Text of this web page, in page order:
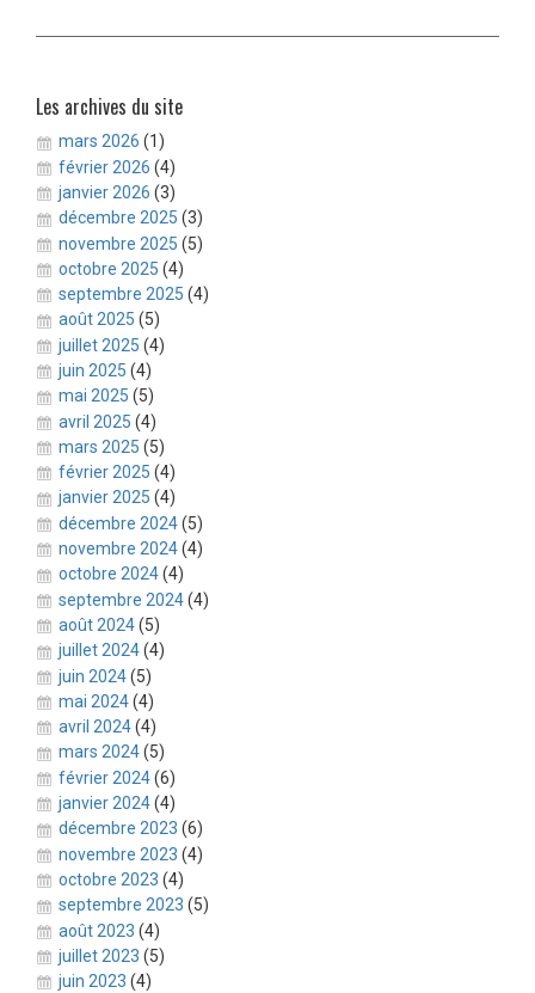
Les archives du site
mars 2026 (1)
février 2026 (4)
janvier 2026 (3)
décembre 2025 (3)
novembre 2025 (5)
octobre 2025 (4)
septembre 2025 (4)
août 2025 (5)
juillet 2025 (4)
juin 2025 (4)
mai 2025 (5)
avril 2025 (4)
mars 2025 (5)
février 2025 (4)
janvier 2025 (4)
décembre 2024(5)
novembre 2024(4)
octobre 2024(4)
septembre 2024(4)
août 2024(5)
juillet 2024(4)
juin 2024(5)
mai 2024(4)
avril 2024(4)
mars 2024(5)
février 2024(6)
janvier 2024(4)
décembre 2023 (6)
novembre 2023 (4)
octobre 2023 (4)
septembre 2023 (5)
août 2023 (4)
juillet 2023 (5)
juin 2023 (4)